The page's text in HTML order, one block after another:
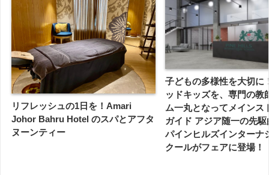
リフレッシュの1日を！Amari
Johor Bahru Hotel のスパとアフタ
ヌーンティー
子どもの多様性を大切
ッドキッズを、専門の教
ム一丸となってメインス
ガイド アジア随一の先
パインヒルズインターナ
クールがフェアに登場！